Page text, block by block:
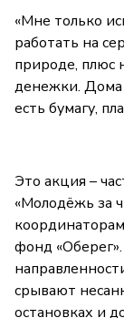
«Мне только
работать на
природе, плюс
денежки. Дома
есть бумагу,
Это акция –
«Молодёжь за
фонд
срывают
остановках и